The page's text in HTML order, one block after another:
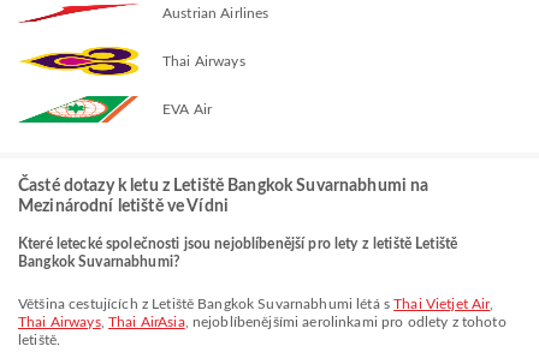
Austrian Airlines
Thai Airways
EVA Air
Časté dotazy k letu z Letiště Bangkok Suvarnabhumi na
Mezinárodní letiště ve Vídni
Které letecké společnosti jsou nejoblíbenější pro lety z letiště Letiště
Bangkok Suvarnabhumi?
Většina cestujících z Letiště Bangkok Suvarnabhumi létá sThai Vietjet Air,
Thai Airways, Thai AirAsia, nejoblíbenějšími aerolinkami pro odlety z tohoto
letiště.